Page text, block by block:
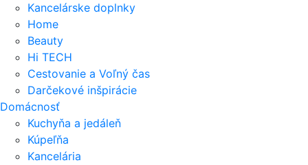
Kancelárske doplnky
Home
Beauty
Hi TECH
Cestovanie a Voľný čas
Darčekové inšpirácie
Domácnosť
Kuchyňa a jedáleň
Kúpeľňa
Kancelária